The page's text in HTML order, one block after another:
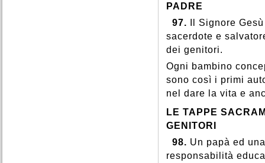
PADRE
97.
Il Signore
sacerdote e
dei genitori.
Ogni bambino
sono così i primi
nel dare la vita e
LE TAPPE
GENITORI
98. Un papà ed
responsabilità